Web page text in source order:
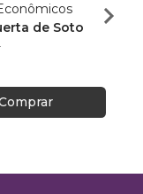
de Soto
R$